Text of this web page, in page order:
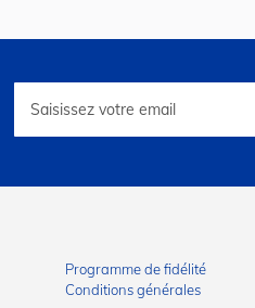
lettre
Programme de fidélité
Conditions générales